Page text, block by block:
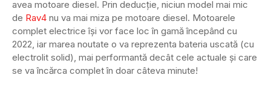
avea motoare diesel. Prin deducție, niciun model mai mic
de Rav4 nu va mai miza pe motoare diesel. Motoarele
complet electrice își vor face loc în gamă începând cu
2022, iar marea noutate o va reprezenta bateria uscată (cu
electrolit solid), mai performantă decât cele actuale și care
se va încărca complet în doar câteva minute!